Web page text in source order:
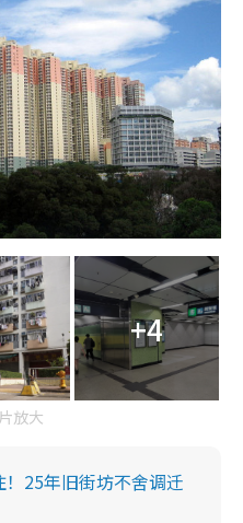
+4
放大
25年旧街坊不舍调迁